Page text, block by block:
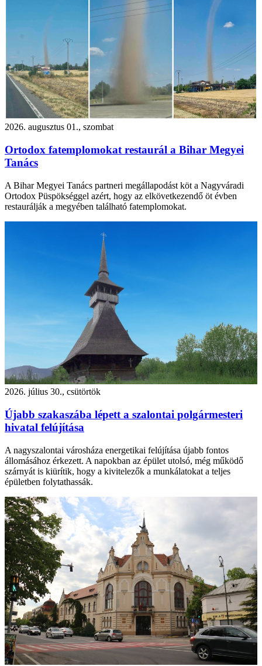
2026. augusztus 01., szombat
Ortodox fatemplomokat restaurál a Bihar Megyei
Tanács
A Bihar Megyei Tanács partneri megállapodást köt a Nagyváradi
Ortodox Püspökséggel azért, hogy az elkövetkezendő öt évben
restaurálják a megyében található fatemplomokat.
2026. július 30., csütörtök
Újabb szakaszába lépett a szalontai polgármesteri
hivatal felújítása
A nagyszalontai városháza energetikai felújítása újabb fontos
állomásához érkezett. A napokban az épület utolsó, még működő
szárnyát is kiürítik, hogy a kivitelezők a munkálatokat a teljes
épületben folytathassák.